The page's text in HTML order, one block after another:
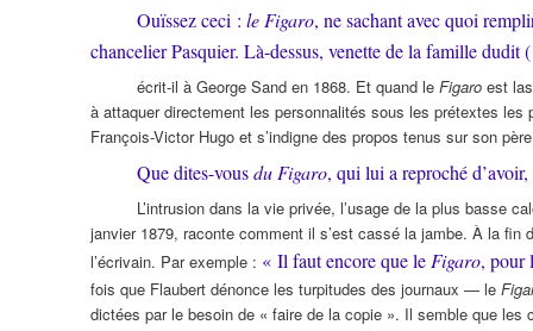
Ouïssez ceci : le Figaro, ne sachant avec quoi
chancelier Pasquier. Là-dessus, venette de la famille dudit
écrit-il à George Sand en 1868. Et quand le Figaro est
à attaquer directement les personnalités sous les prétextes
François-Victor Hugo et s’indigne des propos tenus sur son
Que dites-vousdu Figaro, qui lui a reproché
L’intrusion dans la vie privée, l’usage de la plus basse
janvier 1879, raconte comment il s’est cassé la jambe. À la
l’écrivain. Par exemple : « Il faut encore que le Figaro, pour
fois que Flaubert dénonce les turpitudes des journaux — le
dictées par le besoin de « faire de la copie ». Il semble que